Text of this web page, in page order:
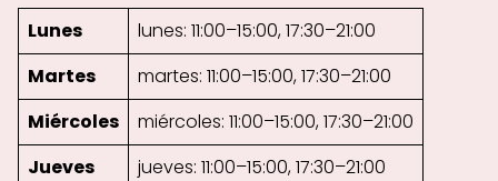
Lunes
lunes: 11:00–15:00, 17:30–21:00
Martes
martes: 11:00–15:00, 17:30–21:00
Miércoles
miércoles: 11:00–15:00, 17:30–21:00
Jueves
jueves: 11:00–15:00, 17:30–21:00